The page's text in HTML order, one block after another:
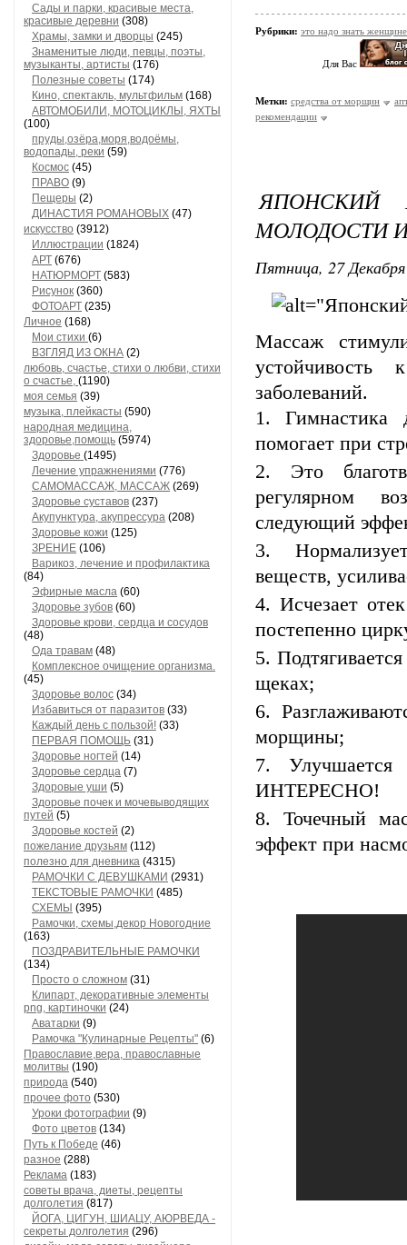
Сады и парки, красивые места,
красивые деревни (308)
Храмы, замки и дворцы (245)
Знаменитые люди, певцы, поэты,
музыканты, артисты (176)
Полезные советы (174)
Кино, спектакль, мультфильм (168)
АВТОМОБИЛИ, МОТОЦИКЛЫ, ЯХТЫ
(100)
пруды,озёра,моря,водоёмы,
водопады, реки (59)
Космос (45)
ПРАВО (9)
Пещеры (2)
ДИНАСТИЯ РОМАНОВЫХ (47)
искусство (3912)
Иллюстрации (1824)
АРТ (676)
НАТЮРМОРТ (583)
Рисунок (360)
ФОТОАРТ (235)
Личное (168)
Мои стихи (6)
ВЗГЛЯД ИЗ ОКНА (2)
любовь, счастье, стихи о любви, стихи
о счастье, (1190)
моя семья (39)
музыка, плейкасты (590)
народная медицина,
здоровье,помощь (5974)
Здоровье (1495)
Лечение упражнениями (776)
САМОМАССАЖ, МАССАЖ (269)
Здоровье суставов (237)
Акупунктура, акупрессура (208)
Здоровье кожи (125)
ЗРЕНИЕ (106)
Варикоз, лечение и профилактика
(84)
Эфирные масла (60)
Здоровье зубов (60)
Здоровье крови, сердца и сосудов
(48)
Ода травам (48)
Комплексное очищение организма.
(45)
Здоровье волос (34)
Избавиться от паразитов (33)
Каждый день с пользой! (33)
ПЕРВАЯ ПОМОЩЬ (31)
Здоровье ногтей (14)
Здоровье сердца (7)
Здоровые уши (5)
Здоровье почек и мочевыводящих
путей (5)
Здоровье костей (2)
пожелание друзьям (112)
полезно для дневника (4315)
РАМОЧКИ С ДЕВУШКАМИ (2931)
ТЕКСТОВЫЕ РАМОЧКИ (485)
СХЕМЫ (395)
Рамочки, схемы,декор Новогодние
(163)
ПОЗДРАВИТЕЛЬНЫЕ РАМОЧКИ
(134)
Просто о сложном (31)
Клипарт, декоративные элементы
png, картиночки (24)
Аватарки (9)
Рамочка "Кулинарные Рецепты" (6)
Православие,вера, православные
молитвы (190)
природа (540)
прочее фото (530)
Уроки фотографии (9)
Фото цветов (134)
Путь к Победе (46)
разное (288)
Реклама (183)
советы врача, диеты, рецепты
долголетия (817)
ЙОГА, ЦИГУН, ШИАЦУ, АЮРВЕДА -
секреты долголетия (296)
Рубрики: это надо знать
Для Вас
Метки: средства от морщин
рекомендации
МОЛОДОСТИ
Пятница, 27
Массаж
заболеваний.
помогает при
Это
регулярном
следующий
веществ,
Исчезает
постепенно
щеках;
морщины;
ИНТЕРЕСНО!
Точечный
эффект при